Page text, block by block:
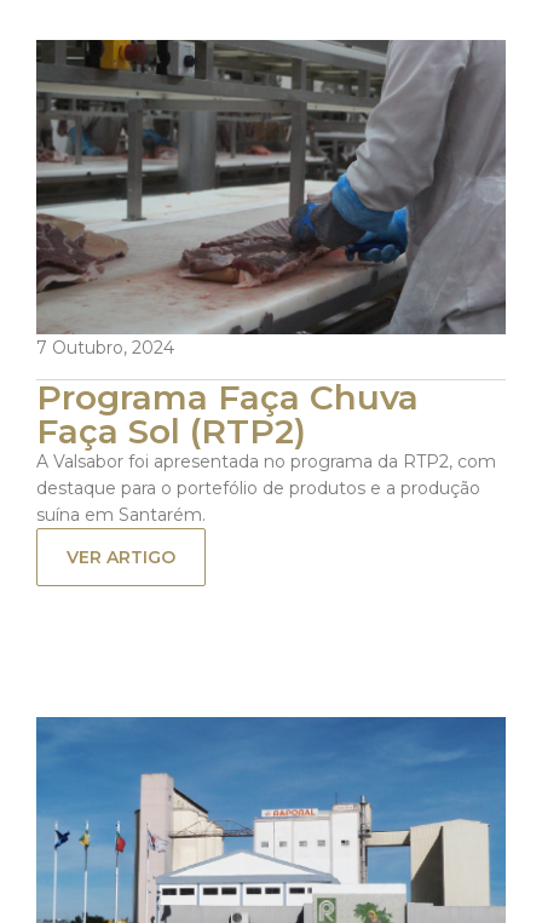
7 Outubro, 2024
Programa Faça Chuva
Faça Sol (RTP2)
A Valsabor foi apresentada no programa da RTP2, com
destaque para o portefólio de produtos e a produção
suína em Santarém.
VER ARTIGO